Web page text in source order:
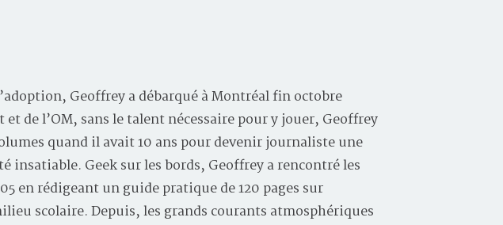
Geoffrey a débarqué à Montréal fin octobre
de l’OM, sans le talent nécessaire pour y jouer, Geoffrey
quand il avait 10 ans pour devenir journaliste une
insatiable. Geek sur les bords, Geoffrey a rencontré les
en rédigeant un guide pratique de 120 pages sur
scolaire. Depuis, les grands courants atmosphériques